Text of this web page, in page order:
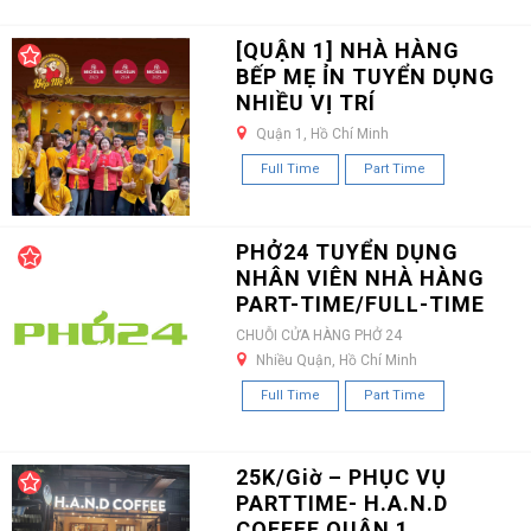
[QUẬN 1] NHÀ HÀNG
BẾP MẸ ỈN TUYỂN DỤNG
NHIỀU VỊ TRÍ
Quận 1, Hồ Chí Minh
Full Time Part Time
PHỞ24 TUYỂN DỤNG
NHÂN VIÊN NHÀ HÀNG
PART-TIME/FULL-TIME
CHUỖI CỬA HÀNG PHỞ 24
Nhiều Quận, Hồ Chí Minh
Full Time Part Time
25K/Giờ – PHỤC VỤ
PARTTIME- H.A.N.D